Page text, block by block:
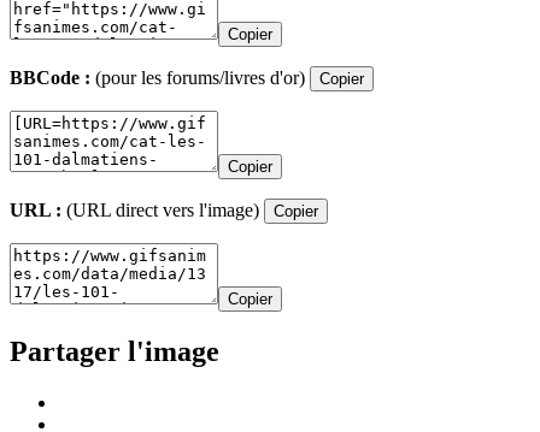
Copier
BBCode : (pour les forums/livres d'or) Copier
Copier
URL : (URL direct vers l'image) Copier
Copier
Partager l'image